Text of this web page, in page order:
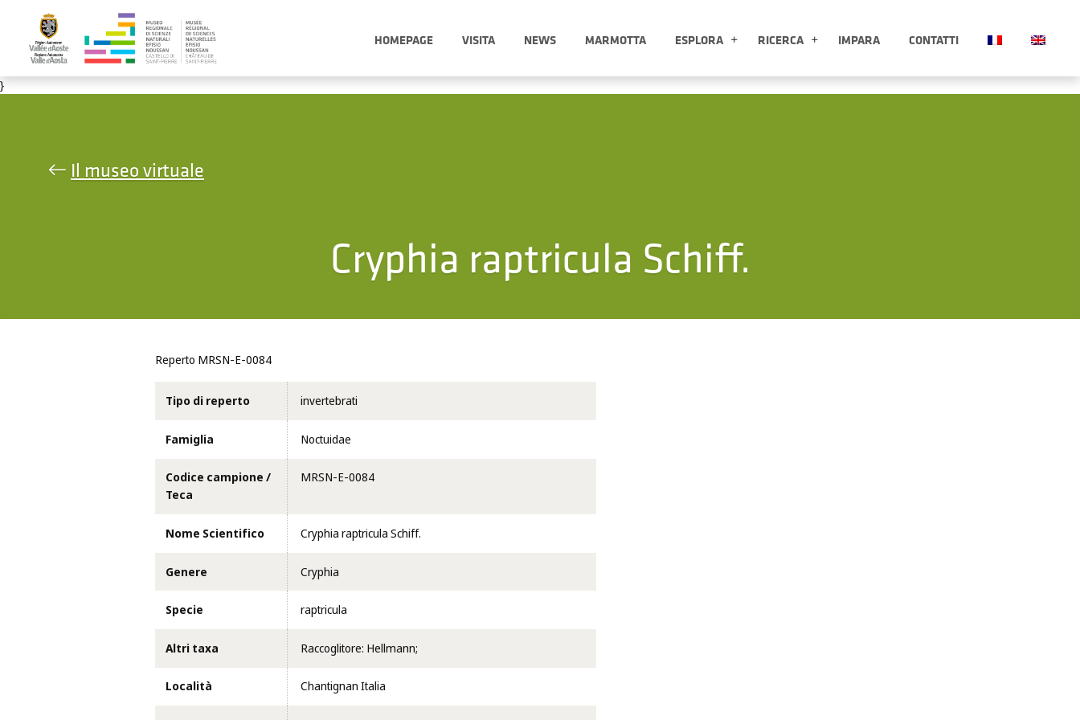
HOMEPAGE VISITA NEWS MARMOTTA ESPLORA RICERCA IMPARA CONTATTI
}
Il museo virtuale
Cryphia raptricula Schiff.
Reperto MRSN-E-0084
Tipo di reperto invertebrati
Famiglia Noctuidae
Codice campione /
Teca
MRSN-E-0084
Nome Scientifico Cryphia raptricula Schiff.
Genere Cryphia
Specie raptricula
Altri taxa Raccoglitore: Hellmann;
Località Chantignan Italia